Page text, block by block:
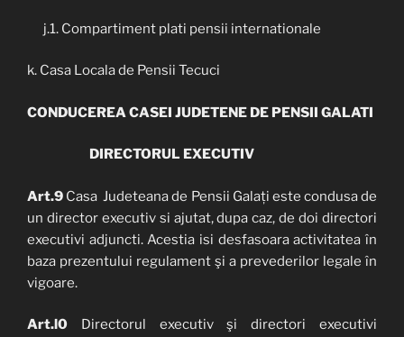
j.1. Compartiment plati pensii internationale
k. Casa Locala de Pensii Tecuci
CONDUCEREA CASEI JUDETENE DE PENSII GALATI
DIRECTORUL EXECUTIV
Art.9 Casa Judeteana de Pensii Galați este condusa de
un director executiv si ajutat, dupa caz, de doi directori
executivi adjuncti. Acestia isi desfasoara activitatea în
baza prezentului regulament şi a prevederilor legale în
vigoare.
Art.l0 Directorul executiv şi directori executivi